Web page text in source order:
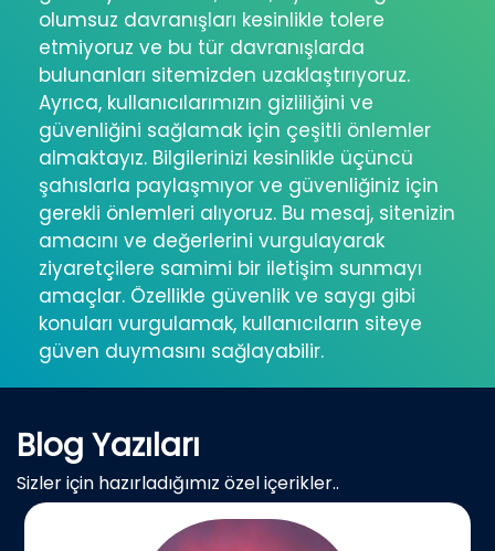
olumsuz davranışları kesinlikle tolere
etmiyoruz ve bu tür davranışlarda
bulunanları sitemizden uzaklaştırıyoruz.
Ayrıca, kullanıcılarımızın gizliliğini ve
güvenliğini sağlamak için çeşitli önlemler
almaktayız. Bilgilerinizi kesinlikle üçüncü
şahıslarla paylaşmıyor ve güvenliğiniz için
gerekli önlemleri alıyoruz. Bu mesaj, sitenizin
amacını ve değerlerini vurgulayarak
ziyaretçilere samimi bir iletişim sunmayı
amaçlar. Özellikle güvenlik ve saygı gibi
konuları vurgulamak, kullanıcıların siteye
güven duymasını sağlayabilir.
Blog Yazıları
Sizler için hazırladığımız özel içerikler..